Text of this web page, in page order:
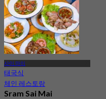
에서฿ 343.5
사이 마이
태국식
체인 레스토랑
Sram Sai Mai